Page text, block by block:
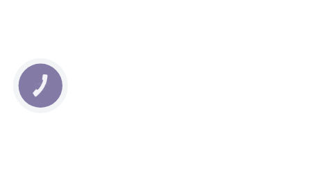
КНОПКА
СВЯЗИ